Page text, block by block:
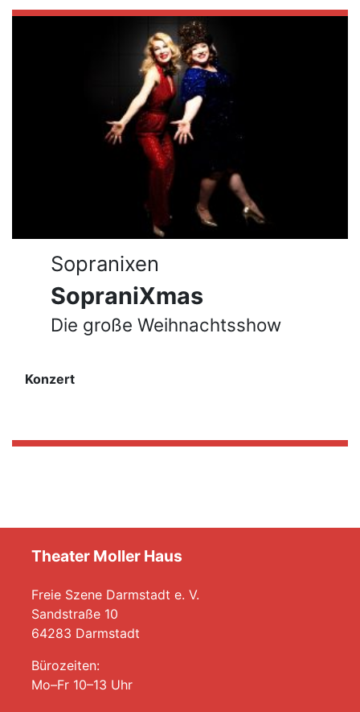
Sopranixen
SopraniXmas
Die große Weihnachtsshow
Konzert
Theater Moller Haus
Freie Szene Darmstadt e. V.
Sandstraße 10
64283 Darmstadt
Bürozeiten:
Mo–Fr 10–13 Uhr